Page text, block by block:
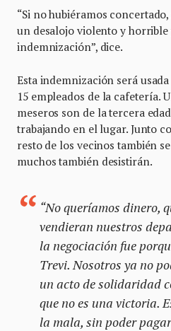
“Si no hubiéramos
un desalojo violento y
indemnización”, dice.
Esta indemnización será
15 empleados de la cafetería.
meseros son de la tercera
trabajando en el lugar. Junto
resto de los vecinos también
muchos también desistirán.
“No queríamos dinero,
vendieran nuestros
la negociación fue
Trevi. Nosotros ya no
un acto de solidaridad
que no es una victoria.
la mala, sin poder